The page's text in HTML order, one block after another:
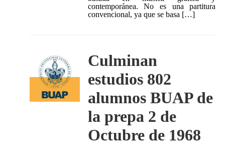
contemporánea. No es una partitura
convencional, ya que se basa […]
Culminan
estudios 802
alumnos BUAP de
la prepa 2 de
Octubre de 1968